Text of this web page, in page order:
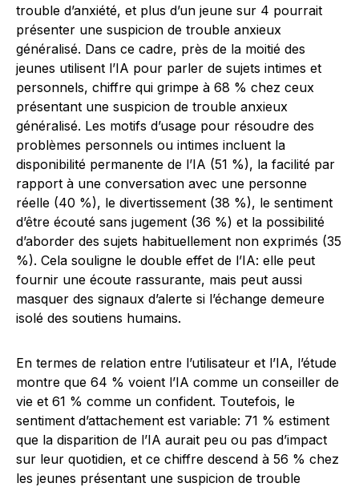
trouble d’anxiété, et plus d’un jeune sur 4 pourrait
présenter une suspicion de trouble anxieux
généralisé. Dans ce cadre, près de la moitié des
jeunes utilisent l’IA pour parler de sujets intimes et
personnels, chiffre qui grimpe à 68 % chez ceux
présentant une suspicion de trouble anxieux
généralisé. Les motifs d’usage pour résoudre des
problèmes personnels ou intimes incluent la
disponibilité permanente de l’IA (51 %), la facilité par
rapport à une conversation avec une personne
réelle (40 %), le divertissement (38 %), le sentiment
d’être écouté sans jugement (36 %) et la possibilité
d’aborder des sujets habituellement non exprimés (35
%). Cela souligne le double effet de l’IA: elle peut
fournir une écoute rassurante, mais peut aussi
masquer des signaux d’alerte si l’échange demeure
isolé des soutiens humains.
En termes de relation entre l’utilisateur et l’IA, l’étude
montre que 64 % voient l’IA comme un conseiller de
vie et 61 % comme un confident. Toutefois, le
sentiment d’attachement est variable: 71 % estiment
que la disparition de l’IA aurait peu ou pas d’impact
sur leur quotidien, et ce chiffre descend à 56 % chez
les jeunes présentant une suspicion de trouble